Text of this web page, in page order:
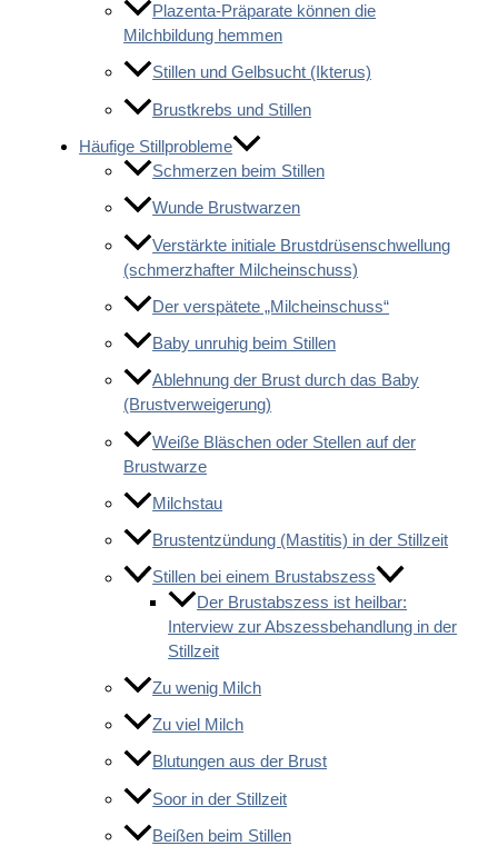
Plazenta-Präparate können die
Milchbildung hemmen
Stillen und Gelbsucht (Ikterus)
Brustkrebs und Stillen
Häufige Stillprobleme
Schmerzen beim Stillen
Wunde Brustwarzen
Verstärkte initiale Brustdrüsenschwellung
(schmerzhafter Milcheinschuss)
Der verspätete „Milcheinschuss“
Baby unruhig beim Stillen
Ablehnung der Brust durch das Baby
(Brustverweigerung)
Weiße Bläschen oder Stellen auf der
Brustwarze
Milchstau
Brustentzündung (Mastitis) in der Stillzeit
Stillen bei einem Brustabszess
Der Brustabszess ist heilbar:
Interview zur Abszessbehandlung in der
Stillzeit
Zu wenig Milch
Zu viel Milch
Blutungen aus der Brust
Soor in der Stillzeit
Beißen beim Stillen